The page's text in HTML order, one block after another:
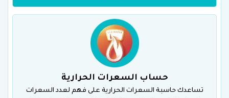
حساب السعرات الحرارية
تساعدك حاسبة السعرات الحرارية على فهم لعدد السعرات